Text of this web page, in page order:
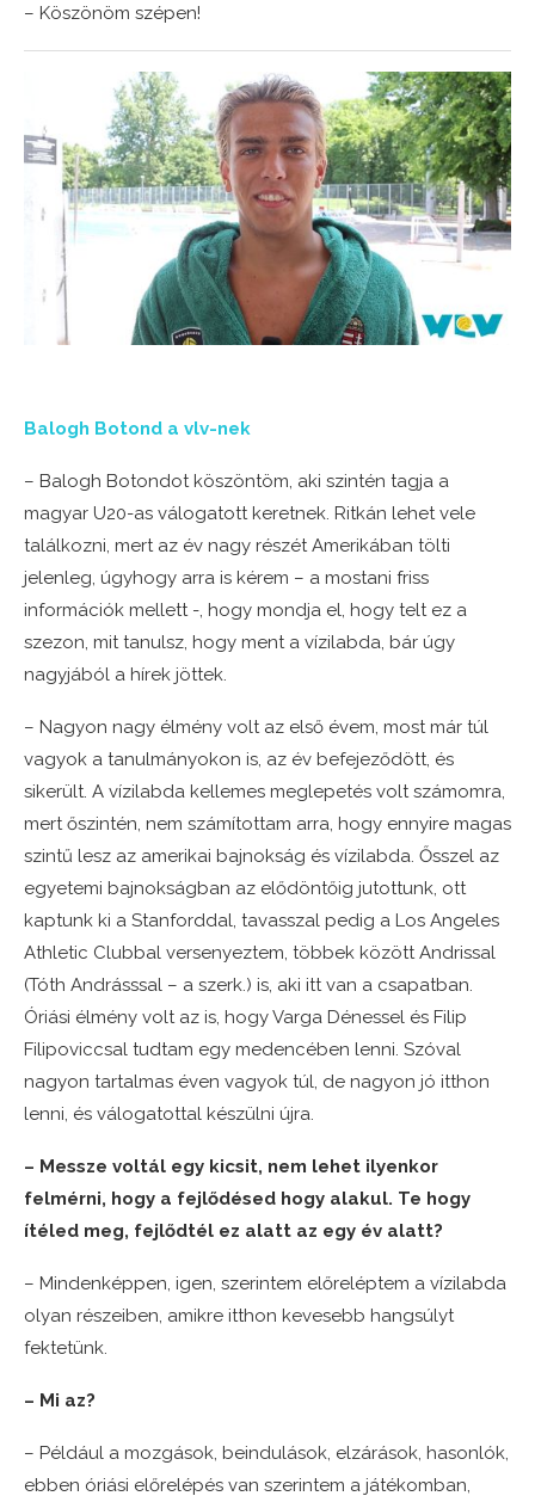
– Köszönöm szépen!
Balogh Botond a vlv-nek
– Balogh Botondot köszöntöm, aki szintén tagja a
magyar U20-as válogatott keretnek. Ritkán lehet vele
találkozni, mert az év nagy részét Amerikában tölti
jelenleg, úgyhogy arra is kérem – a mostani friss
információk mellett -, hogy mondja el, hogy telt ez a
szezon, mit tanulsz, hogy ment a vízilabda, bár úgy
nagyjából a hírek jöttek.
– Nagyon nagy élmény volt az első évem, most már túl
vagyok a tanulmányokon is, az év befejeződött, és
sikerült. A vízilabda kellemes meglepetés volt számomra,
mert őszintén, nem számítottam arra, hogy ennyire magas
szintű lesz az amerikai bajnokság és vízilabda. Ősszel az
egyetemi bajnokságban az elődöntőig jutottunk, ott
kaptunk ki a Stanforddal, tavasszal pedig a Los Angeles
Athletic Clubbal versenyeztem, többek között Andrissal
(Tóth Andrásssal – a szerk.) is, aki itt van a csapatban.
Óriási élmény volt az is, hogy Varga Dénessel és Filip
Filipoviccsal tudtam egy medencében lenni. Szóval
nagyon tartalmas éven vagyok túl, de nagyon jó itthon
lenni, és válogatottal készülni újra.
– Messze voltál egy kicsit, nem lehet ilyenkor
felmérni, hogy a fejlődésed hogy alakul. Te hogy
ítéled meg, fejlődtél ez alatt az egy év alatt?
– Mindenképpen, igen, szerintem előreléptem a vízilabda
olyan részeiben, amikre itthon kevesebb hangsúlyt
fektetünk.
– Mi az?
– Például a mozgások, beindulások, elzárások, hasonlók,
ebben óriási előrelépés van szerintem a játékomban,